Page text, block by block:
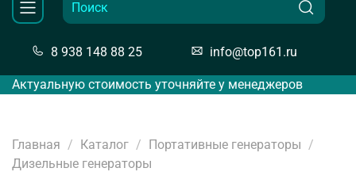
8 938 148 88 25 info@top161.ru
Актуальную стоимость уточняйте у менеджеров
Главная Каталог
Портативные генераторы
Дизельные генераторы